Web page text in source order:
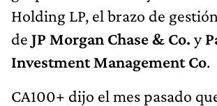
Holding LP, el brazo de
de JP Morgan Chase & Co. y
Investment Management Co.
CA100+ dijo el mes pasado